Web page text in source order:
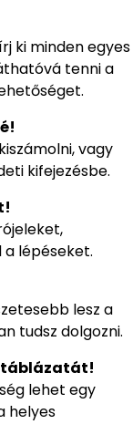
ki minden egyes
tenni a
vagy
kifejezésbe.
lépéseket.
lesz a
tudsz dolgozni.
táblázatát!
lehet egy
helyes